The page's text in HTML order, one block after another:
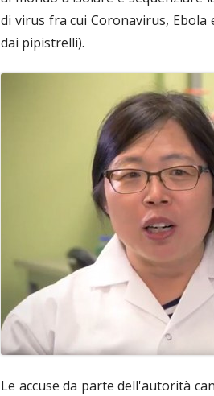
di virus fra cui Coronavirus, Ebola
dai pipistrelli).
Le accuse da parte dell'autorità